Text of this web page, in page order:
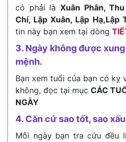
có phải là Xuân Phân,
Chí, Lập Xuân, Lập Hạ,Lập
tin này bạn xem tại dòng
3. Ngày không được
mệnh.
Bạn xem tuổi của bạn có kỵ
không, đọc tại mục CÁC
NGÀY
4. Căn cứ sao tốt, sao
Mỗi ngày bạn tra cứu đều